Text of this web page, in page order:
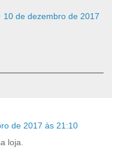
10 de dezembro de 2017
de 2017 às 21:10
loja.